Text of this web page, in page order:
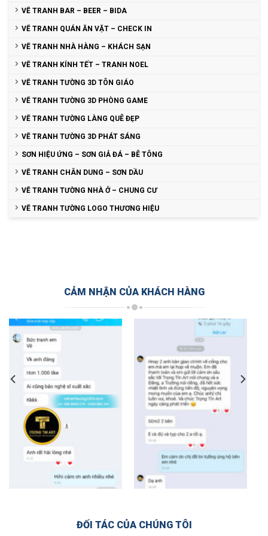
VẼ TRANH BAR – BEER – BIDA
VẼ TRANH QUÁN ĂN VẶT – CHECK IN
VẼ TRANH NHÀ HÀNG – KHÁCH SẠN
VẼ TRANH KÍNH TẾT – TRANH NOEL
VẼ TRANH TƯỜNG 3D TÔN GIÁO
VẼ TRANH TƯỜNG 3D PHÒNG GAME
VẼ TRANH TƯỜNG LÀNG QUÊ ĐẸP
VẼ TRANH TƯỜNG 3D PHÁT SÁNG
SƠN HIỆU ỨNG – SƠN GIẢ ĐÁ – BÊ TÔNG
VẼ TRANH CHÂN DUNG – SƠN DẦU
VẼ TRANH TƯỜNG NHÀ Ở – CHUNG CƯ
VẼ TRANH TƯỜNG LOGO THƯƠNG HIỆU
CẢM NHẬN CỦA KHÁCH HÀNG
ĐỐI TÁC CỦA CHÚNG TÔI